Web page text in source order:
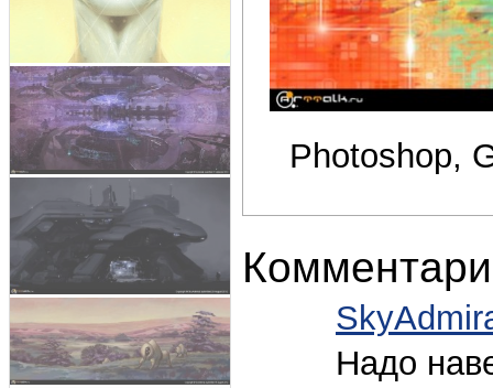
Photoshop,
Надо